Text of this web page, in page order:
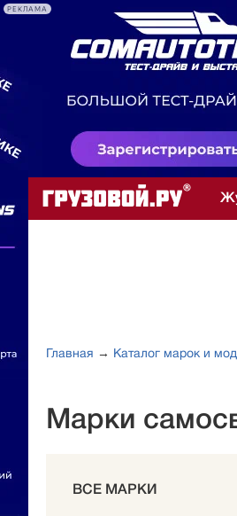
РЕКЛАМА
Главная → Каталог марок и
Марки
ВСЕ МАРКИ